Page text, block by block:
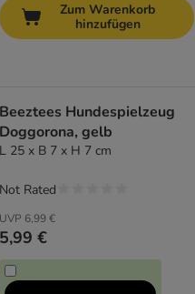
Zum Warenkorb
hinzufügen
Beeztees Hundespielzeug
Doggorona, gelb
L 25 x B 7 x H 7 cm
UVP 6,99 €
5,99 €
Not Rated